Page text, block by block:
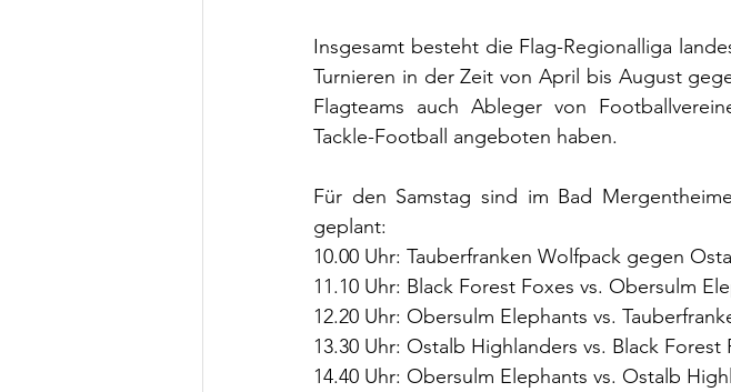
Insgesamt besteht die Flag-Regionalliga
Turnieren in der Zeit von April bis August
Flagteams auch Ableger von
Tackle-Football angeboten haben.
Für den Samstag sind im Bad
geplant:
10.00 Uhr: Tauberfranken Wolfpack gegen
11.10 Uhr: Black Forest Foxes vs. Obersulm
12.20 Uhr: Obersulm Elephants vs.
13.30 Uhr: Ostalb Highlanders vs. Black Forest
14.40 Uhr: Obersulm Elephants vs. Ostalb